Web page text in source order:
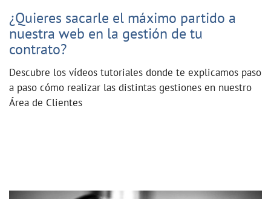
¿Quieres sacarle el máximo partido a
nuestra web en la gestión de tu
contrato?
Descubre los vídeos tutoriales donde te explicamos paso
a paso cómo realizar las distintas gestiones en nuestro
Área de Clientes